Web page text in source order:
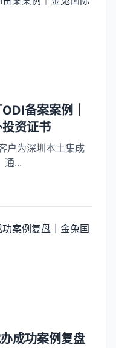
备案案例｜
资证书
户为深圳本土集成
通...
成功案例复盘